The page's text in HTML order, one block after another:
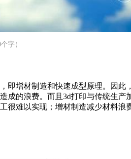
字）
即增材制造和快速成型原理。因
成的浪费。而且3d打印与传统生
很难以实现；增材制造减少材料浪